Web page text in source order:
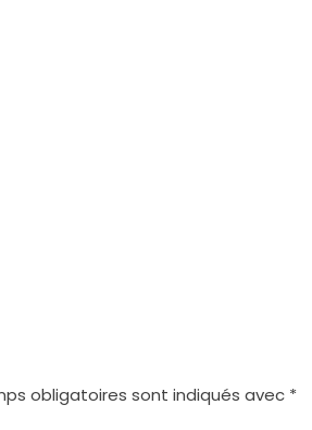
obligatoires sont indiqués avec *